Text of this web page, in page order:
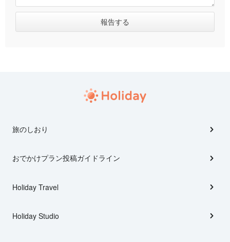
旅のしおり
おでかけプラン投稿ガイドライン
Holiday Travel
Holiday Studio